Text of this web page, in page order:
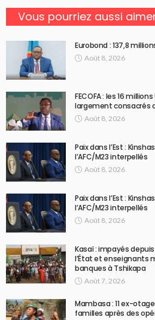
Vous pourriez aussi
Eurobond : 137,8
Août 8, 2026
FECOFA : les 16
largement consacrés
Août 8, 2026
Paix dans l’Est :
l’AFC/M23 interpellés
Août 8, 2026
Paix dans l’Est :
l’AFC/M23 interpellés
Août 8, 2026
Kasaï : impayés
l’État et enseignants
banques à Tshikapa
Août 7, 2026
Mambasa : 11 ex-
familles après des